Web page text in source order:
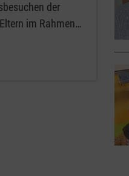
der
im Rahmen…